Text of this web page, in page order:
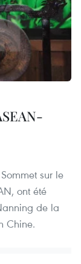
sur le
ont été
de la
Chine.